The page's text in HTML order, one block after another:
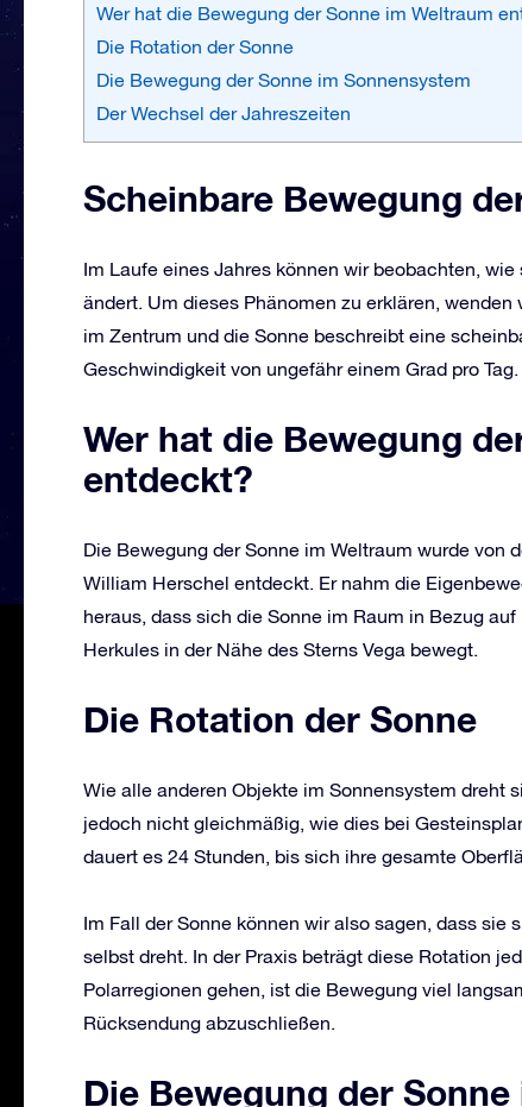
Wer hat die Bewegung der Sonne im Weltraum
Die Rotation der Sonne
Die Bewegung der Sonne im Sonnensystem
Der Wechsel der Jahreszeiten
Scheinbare Bewegung
Im Laufe eines Jahres können wir beobachten,
ändert. Um dieses Phänomen zu erklären,
im Zentrum und die Sonne beschreibt eine
Geschwindigkeit von ungefähr einem Grad pro Tag.
Wer hat die Bewegung
entdeckt?
Die Bewegung der Sonne im Weltraum wurde
William Herschel entdeckt. Er nahm die
heraus, dass sich die Sonne im Raum in Bezug
Herkules in der Nähe des Sterns Vega bewegt.
Die Rotation der Sonne
Wie alle anderen Objekte im Sonnensystem dreht
jedoch nicht gleichmäßig, wie dies bei
dauert es 24 Stunden, bis sich ihre gesamte
Im Fall der Sonne können wir also sagen, dass
selbst dreht. In der Praxis beträgt diese Rotation
Polarregionen gehen, ist die Bewegung viel
Rücksendung abzuschließen.
Die Bewegung der